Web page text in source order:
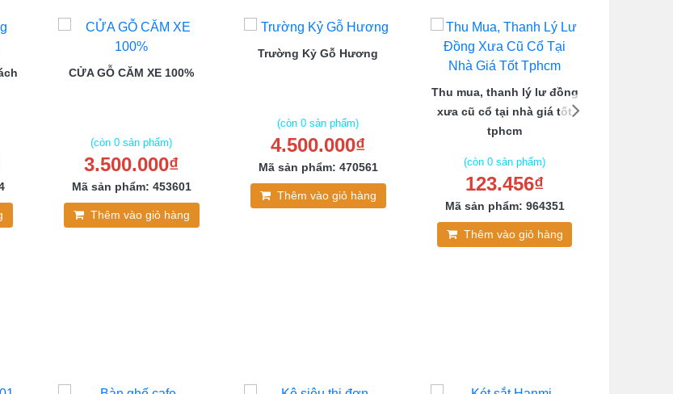
CỬA GỖ CĂM XE 100%
(còn 0 sản phẩm)
3.500.000₫
Mã sản phẩm: 453601
Thêm vào giỏ hàng
Trường Kỷ Gỗ Hương
(còn 0 sản phẩm)
4.500.000₫
Mã sản phẩm: 470561
Thêm vào giỏ hàng
Thu mua, thanh lý lư đồng
xưa cũ cổ tại nhà giá tốt
tphcm
(còn 0 sản phẩm)
123.456₫
Mã sản phẩm: 964351
Thêm vào giỏ hàng